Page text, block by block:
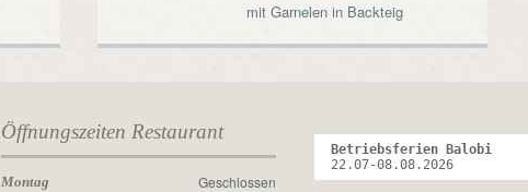
mit Garnelen in Backteig
Öffnungszeiten Restaurant
Montag Geschlossen
Betriebsferien Balobi
22.07-08.08.2026